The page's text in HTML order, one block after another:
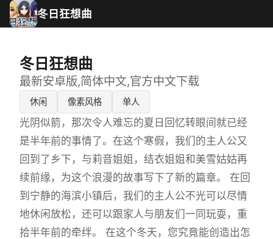
冬日狂想曲
冬日狂想曲
最新安卓版,简体中文,官方中文下载
休闲 像素风格 单人
光阴似箭，那次令人难忘的夏日回忆转眼间就已经
是半年前的事情了。在这个寒假，我们的主人公又
回到了乡下，与莉音姐姐，结衣姐姐和美雪姑姑再
续前缘，为这个浪漫的故事写下了新的篇章。 在回
到宁静的海滨小镇后，我们的主人公不光可以尽情
地休闲放松，还可以跟家人与朋友们一同玩耍，重
拾半年前的牵绊。 在这个冬天，您究竟能创造出怎